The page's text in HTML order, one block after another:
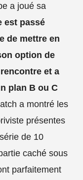
a joué sa
est passé
de mettre en
option de
et a
plan B ou C
a montré les
présentes
de 10
caché sous
parfaitement